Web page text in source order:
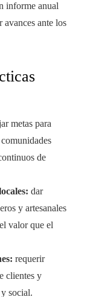
informe anual
avances ante los
metas para
de
dar
y artesanales
valor que el
requerir
clientes y
social.